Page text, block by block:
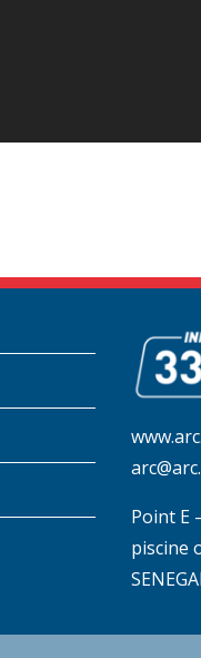
Point E
piscine